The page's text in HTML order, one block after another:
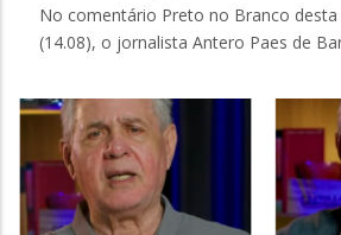
No comentário Preto no Branco
(14.08), o jornalista Antero Paes de